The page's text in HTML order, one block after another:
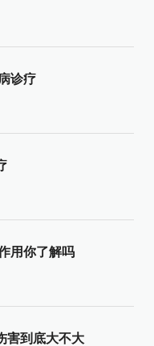
诊疗
用你了解吗
害到底大不大